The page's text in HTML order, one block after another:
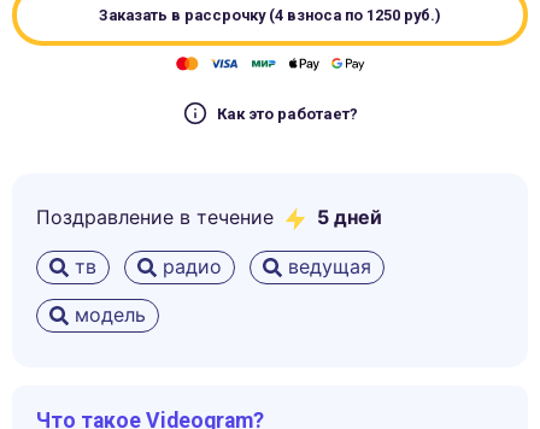
Заказать в рассрочку (4 взноса по 1250 руб.)
Как это работает?
Поздравление в течение 5 дней
тв радио
ведущая
модель
Что такое Videogram?